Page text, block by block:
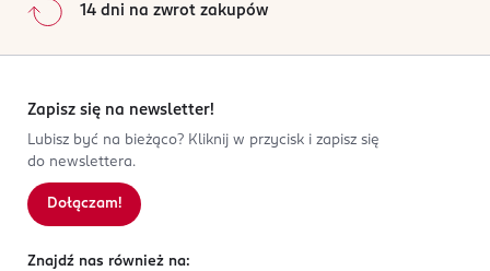
14 dni na zwrot zakupów
Zapisz się na newsletter!
Lubisz być na bieżąco? Kliknij w przycisk i zapisz się
do newslettera.
Dołączam!
Znajdź nas również na: